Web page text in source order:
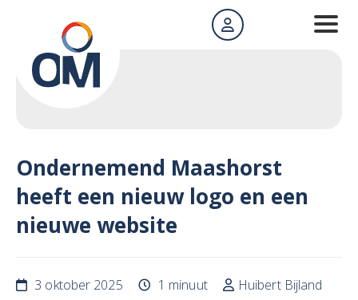
Ondernemend Maashorst
heeft een nieuw logo en een
nieuwe website
3 oktober 2025 1 minuut Huibert Bijland